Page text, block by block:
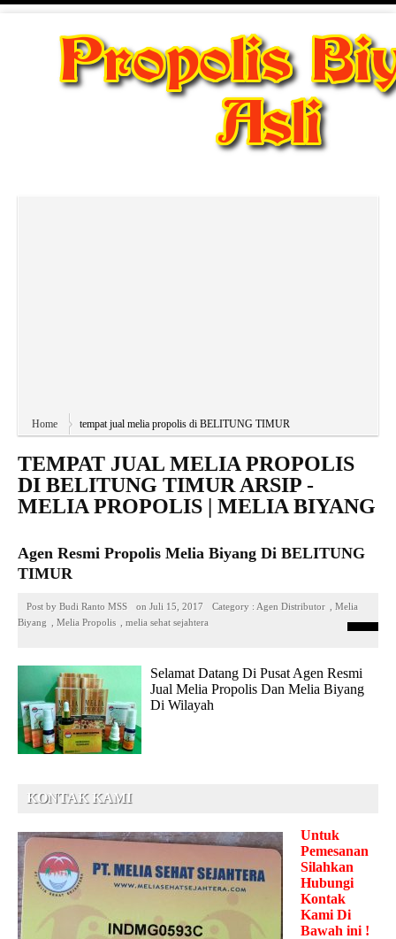
Home tempat jual melia propolis di BELITUNG TIMUR
TEMPAT JUAL MELIA PROPOLIS
DI BELITUNG TIMUR ARSIP -
MELIA PROPOLIS | MELIA BIYANG
Agen Resmi Propolis Melia Biyang Di BELITUNG
TIMUR
Post by Budi Ranto MSS on Juli 15, 2017 Category : Agen Distributor
Melia
Biyang
Melia Propolis melia sehat sejahtera
Selamat Datang Di Pusat Agen Resmi
Jual Melia Propolis Dan Melia Biyang
Di Wilayah
KONTAK KAMI
Untuk
Pemesanan
Silahkan
Hubungi
Kontak
Kami Di
Bawah ini !